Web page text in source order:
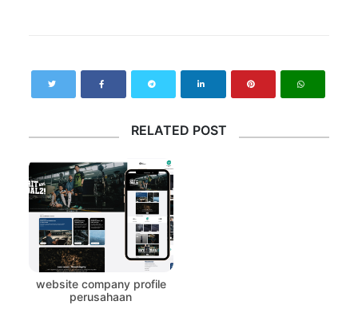
RELATED POST
website company profile
perusahaan